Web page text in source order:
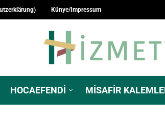
Künye/Impressum
HOCAEFENDI MISAFIR